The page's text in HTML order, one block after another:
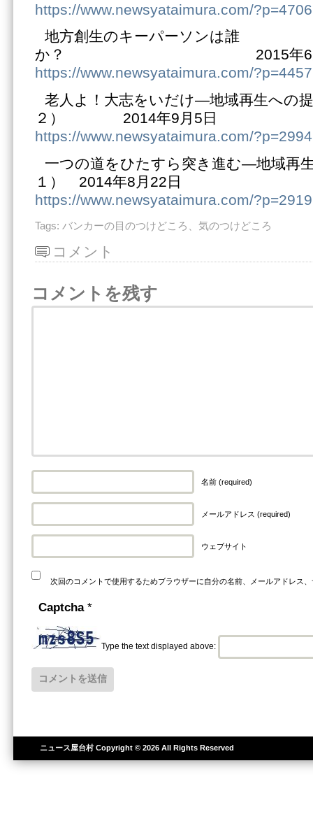
https://www.newsyataimura.com/?p=4706
地方創生のキーパーソンは誰
か？ 2015年6月
https://www.newsyataimura.com/?p=4457
老人よ！大志をいだけ―地域再生への
２） 2014年9月5日
https://www.newsyataimura.com/?p=2994
一つの道をひたすら突き進む―地域再
１） 2014年8月22日
https://www.newsyataimura.com/?p=2919
Tags: バンカーの目のつけどころ、気のつけどころ
コメント
コメントを残す
名前 (required)
メールアドレス (required)
ウェブサイト
次回のコメントで使用するためブラウザーに自分の名前、メールアドレス
Captcha *
Type the text displayed above:
ニュース屋台村Copyright © 2026 All Rights Reserved